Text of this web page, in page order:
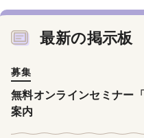
最新の掲示板
募集
無料オンラインセミナー
案内